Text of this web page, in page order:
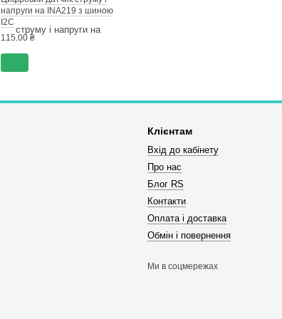
напруги на INA219 з шиною
I2C
115.00 ₴
Клієнтам
Вхід до кабінету
Про нас
Блог RS
Контакти
Оплата і доставка
Обмін і повернення
Ми в соцмережах